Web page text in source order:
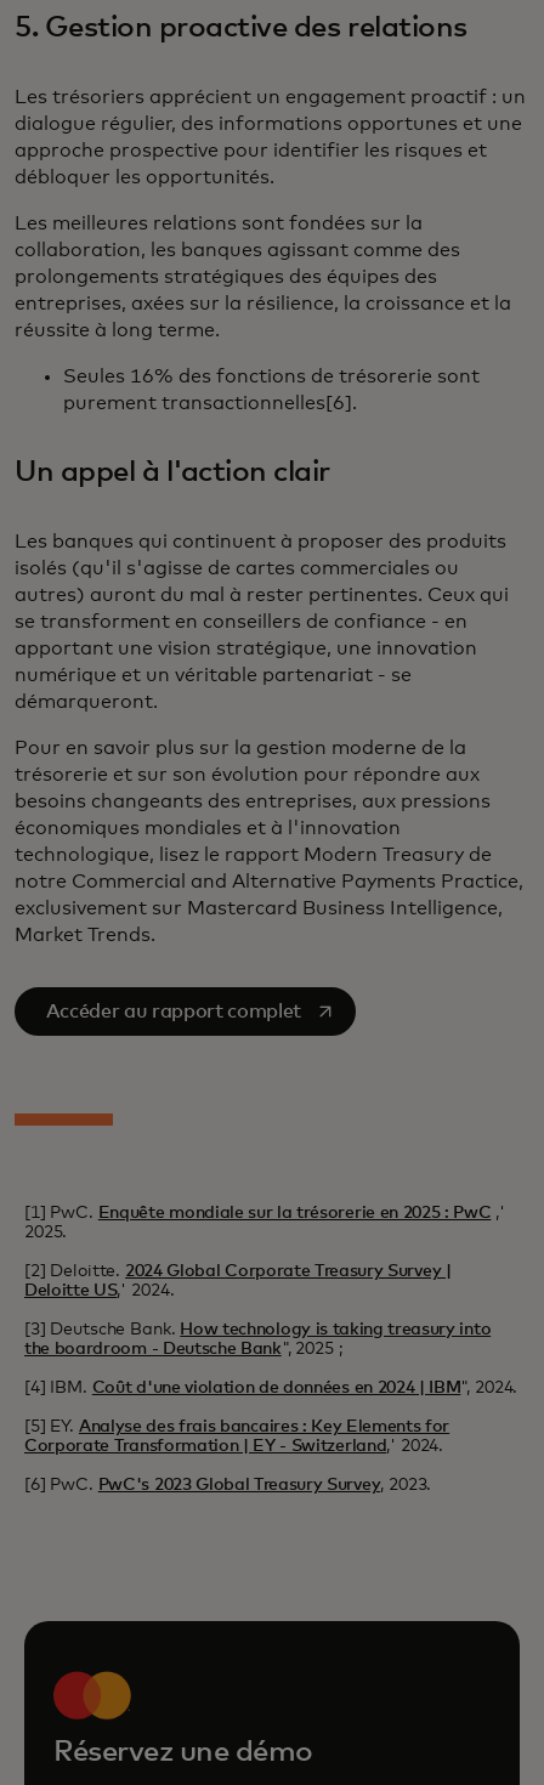
5. Gestion proactive des relations
Les trésoriers apprécient un engagement proactif : un
dialogue régulier, des informations opportunes et une
approche prospective pour identifier les risques et
débloquer les opportunités.
Les meilleures relations sont fondées sur la
collaboration, les banques agissant comme des
prolongements stratégiques des équipes des
entreprises, axées sur la résilience, la croissance et la
réussite à long terme.
Seules 16% des fonctions de trésorerie sont
purement transactionnelles[6].
Un appel à l'action clair
Les banques qui continuent à proposer des produits
isolés (qu'il s'agisse de cartes commerciales ou
autres) auront du mal à rester pertinentes. Ceux qui
se transforment en conseillers de confiance - en
apportant une vision stratégique, une innovation
numérique et un véritable partenariat - se
démarqueront.
Pour en savoir plus sur la gestion moderne de la
trésorerie et sur son évolution pour répondre aux
besoins changeants des entreprises, aux pressions
économiques mondiales et à l'innovation
technologique, lisez le rapport Modern Treasury de
notre Commercial and Alternative Payments Practice,
exclusivement sur Mastercard Business Intelligence,
Market Trends.
Accéder au rapport complet
s’ouvre dans un nouvel onglet
[1] PwC. Enquête mondiale sur la trésorerie en 2025 : PwC ,'
2025.
[2] Deloitte. 2024 Global Corporate Treasury Survey |
Deloitte US,' 2024.
[3] Deutsche Bank. How technology is taking treasury into
the boardroom - Deutsche Bank ", 2025 ;
[4] IBM. Coût d'une violation de données en 2024 | IBM ", 2024.
[5] EY. Analyse des frais bancaires : Key Elements for
Corporate Transformation | EY - Switzerland ,' 2024.
[6] PwC. PwC's 2023 Global Treasury Survey, 2023.
Réservez une démo